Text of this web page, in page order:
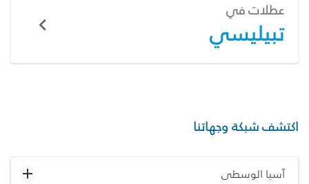
عطلات في
تبيليسي
اكتشف شبكة وجهاتنا
آسيا الوسطى